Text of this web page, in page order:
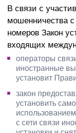
В связи с
мошенничества
номеров Закон
входящих
операторы
иностранные
установит
закон
установить
с сети связи